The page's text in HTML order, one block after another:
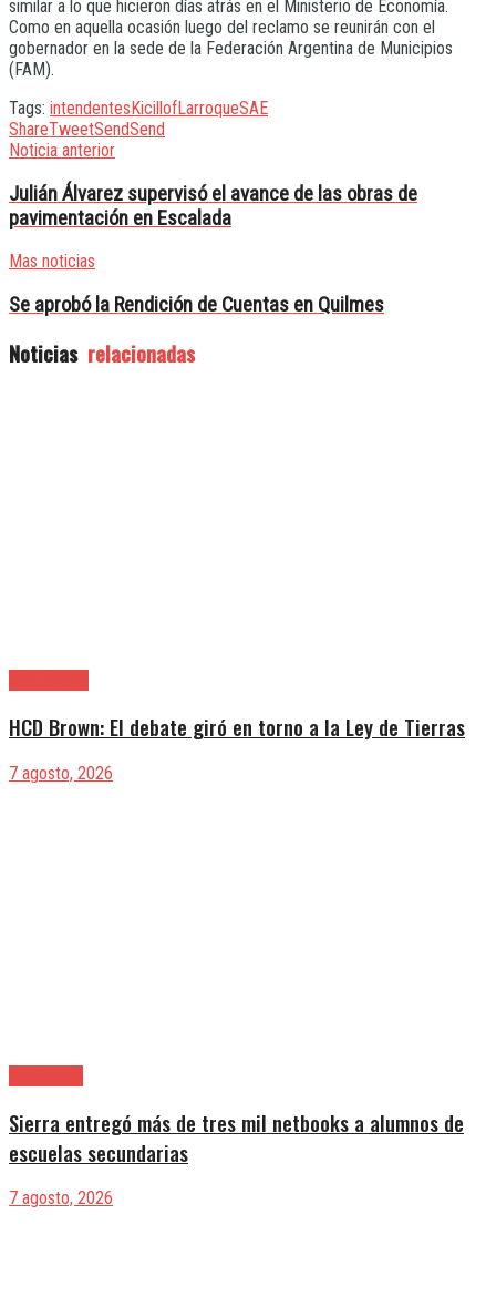
similar a lo que hicieron días atrás en el Ministerio de Economía.
Como en aquella ocasión luego del reclamo se reunirán con el
gobernador en la sede de la Federación Argentina de Municipios
(FAM).
Tags: intendentesKicillofLarroqueSAE
ShareTweetSendSend
Noticia anterior
Julián Álvarez supervisó el avance de las obras de
pavimentación en Escalada
Mas noticias
Se aprobó la Rendición de Cuentas en Quilmes
Noticias relacionadas
HCD Brown: El debate giró en torno a la Ley de Tierras
7 agosto, 2026
Sierra entregó más de tres mil netbooks a alumnos de
escuelas secundarias
7 agosto, 2026